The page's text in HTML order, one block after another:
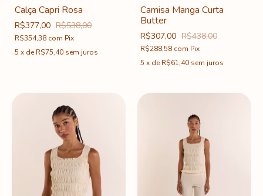
Calça Capri Rosa
R$377,00 R$538,00
R$354,38 com Pix
5 x deR$75,40 sem juros
Camisa Manga Curta
Butter
R$307,00 R$438,00
R$288,58 com Pix
5 x deR$61,40 sem juros